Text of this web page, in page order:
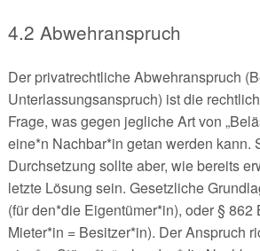
4.2 Abwehranspruch
Der privatrechtliche Abwehranspruch
Unterlassungsanspruch) ist die
Frage, was gegen jegliche Art von
eine*n Nachbar*in getan werden kann.
Durchsetzung sollte aber, wie bereits
letzte Lösung sein. Gesetzliche
(für den*die Eigentümer*in), oder § 862
Mieter*in = Besitzer*in). Der Anspruch